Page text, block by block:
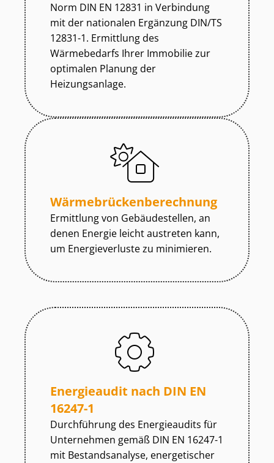
Norm DIN EN 12831 in Verbindung
mit der nationalen Ergänzung DIN/TS
12831-1. Ermittlung des
Wärmebedarfs Ihrer Immobilie zur
optimalen Planung der
Heizungsanlage.
Wär­me­brü­cken­be­rech­nung
Ermittlung von Gebäudestellen, an
denen Energie leicht austreten kann,
um Energieverluste zu minimieren.
Energieaudit nach DIN EN
16247-1
Durchführung des Energieaudits für
Unternehmen gemäß DIN EN 16247-1
mit Bestandsanalyse, energetischer